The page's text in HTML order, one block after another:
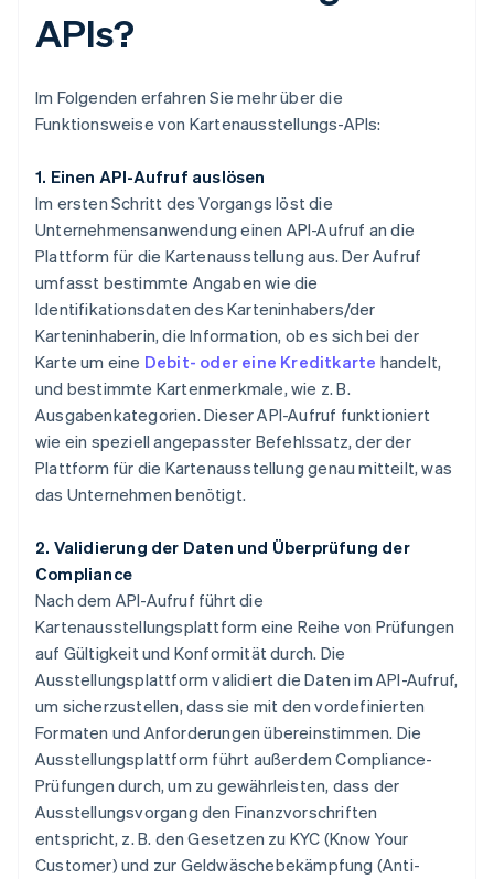
APIs?
Im Folgenden erfahren Sie mehr über die
Funktionsweise von Kartenausstellungs-APIs:
1. Einen API-Aufruf auslösen
Im ersten Schritt des Vorgangs löst die
Unternehmensanwendung einen API-Aufruf an die
Plattform für die Kartenausstellung aus. Der Aufruf
umfasst bestimmte Angaben wie die
Identifikationsdaten des Karteninhabers/der
Karteninhaberin, die Information, ob es sich bei der
Karte um eine Debit- oder eine Kreditkarte handelt,
und bestimmte Kartenmerkmale, wie z. B.
Ausgabenkategorien. Dieser API-Aufruf funktioniert
wie ein speziell angepasster Befehlssatz, der der
Plattform für die Kartenausstellung genau mitteilt, was
das Unternehmen benötigt.
2. Validierung der Daten und Überprüfung der
Compliance
Nach dem API-Aufruf führt die
Kartenausstellungsplattform eine Reihe von Prüfungen
auf Gültigkeit und Konformität durch. Die
Ausstellungsplattform validiert die Daten im API-Aufruf,
um sicherzustellen, dass sie mit den vordefinierten
Formaten und Anforderungen übereinstimmen. Die
Ausstellungsplattform führt außerdem Compliance-
Prüfungen durch, um zu gewährleisten, dass der
Ausstellungsvorgang den Finanzvorschriften
entspricht, z. B. den Gesetzen zu KYC (Know Your
Customer) und zur Geldwäschebekämpfung (Anti-